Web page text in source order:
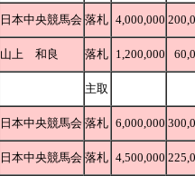
日本中央競馬会 落札 4,000,000
山上 和良 落札 1,200,000
主取
日本中央競馬会 落札 6,000,000
日本中央競馬会 落札 4,500,000